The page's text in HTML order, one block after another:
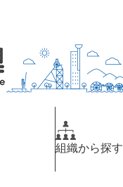
組織から探す